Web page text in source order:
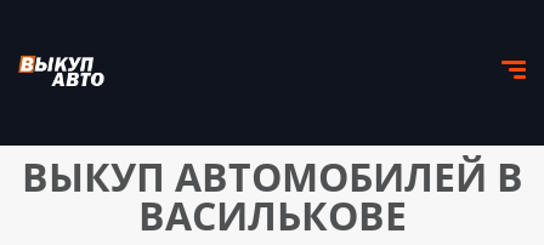
ВЫКУП АВТОМОБИЛЕЙ В
ВАСИЛЬКОВЕ